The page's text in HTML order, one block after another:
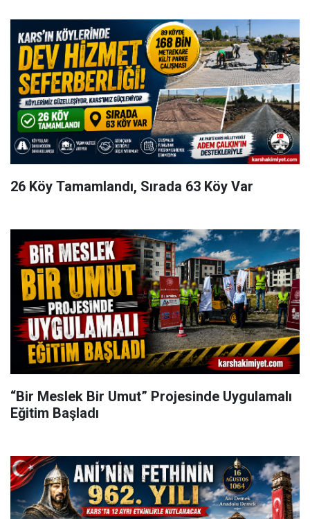
26 Köy Tamamlandı, Sırada 63 Köy Var
“Bir Meslek Bir Umut” Projesinde Uygulamalı
Eğitim Başladı